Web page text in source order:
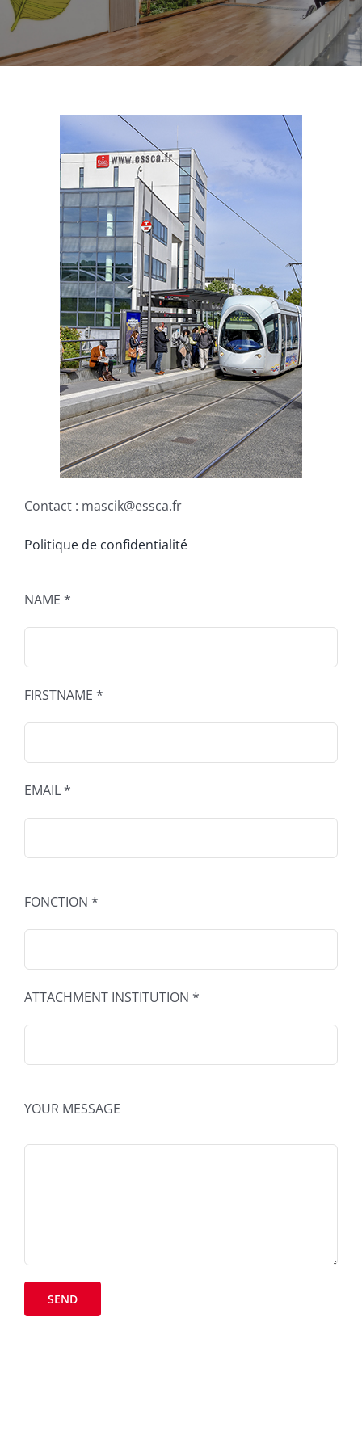
Contact : mascik@essca.fr
Politique de confidentialité
NAME *
FIRSTNAME *
EMAIL *
FONCTION *
ATTACHMENT INSTITUTION *
YOUR MESSAGE